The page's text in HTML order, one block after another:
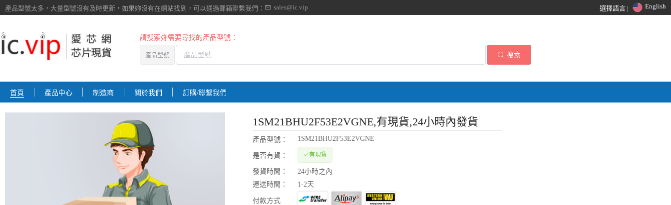
產品型號太多，大量型號沒有及時更新，如果妳沒有在網站找到， 可以通過郵箱聯繫我們： sales@ic.vip 選擇語言 | English
請搜索妳需要尋找的產品型號：
產品型號 搜索
首頁 產品中心 制造商 關於我們 訂購/聯繫我們
1SM21BHU2F53E2VGNE,有現貨,24小時內發貨
產品型號： 1SM21BHU2F53E2VGNE
是否有貨： 有現貨
發貨時間：
24小時之內
運送時間：
1-2天
付款方式